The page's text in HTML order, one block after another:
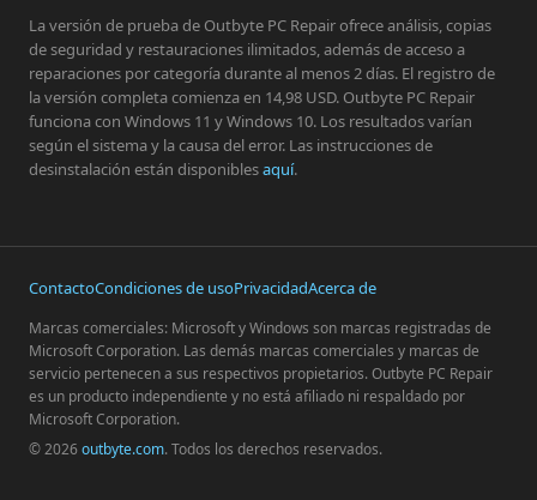
La versión de prueba de Outbyte PC Repair ofrece análisis, copias
de seguridad y restauraciones ilimitados, además de acceso a
reparaciones por categoría durante al menos 2 días. El registro de
la versión completa comienza en 14,98 USD. Outbyte PC Repair
funciona con Windows 11 y Windows 10. Los resultados varían
según el sistema y la causa del error. Las instrucciones de
desinstalación están disponiblesaquí.
ContactoCondiciones de usoPrivacidadAcerca de
Marcas comerciales: Microsoft y Windows son marcas registradas de
Microsoft Corporation. Las demás marcas comerciales y marcas de
servicio pertenecen a sus respectivos propietarios. Outbyte PC Repair
es un producto independiente y no está afiliado ni respaldado por
Microsoft Corporation.
© 2026outbyte.com. Todos los derechos reservados.